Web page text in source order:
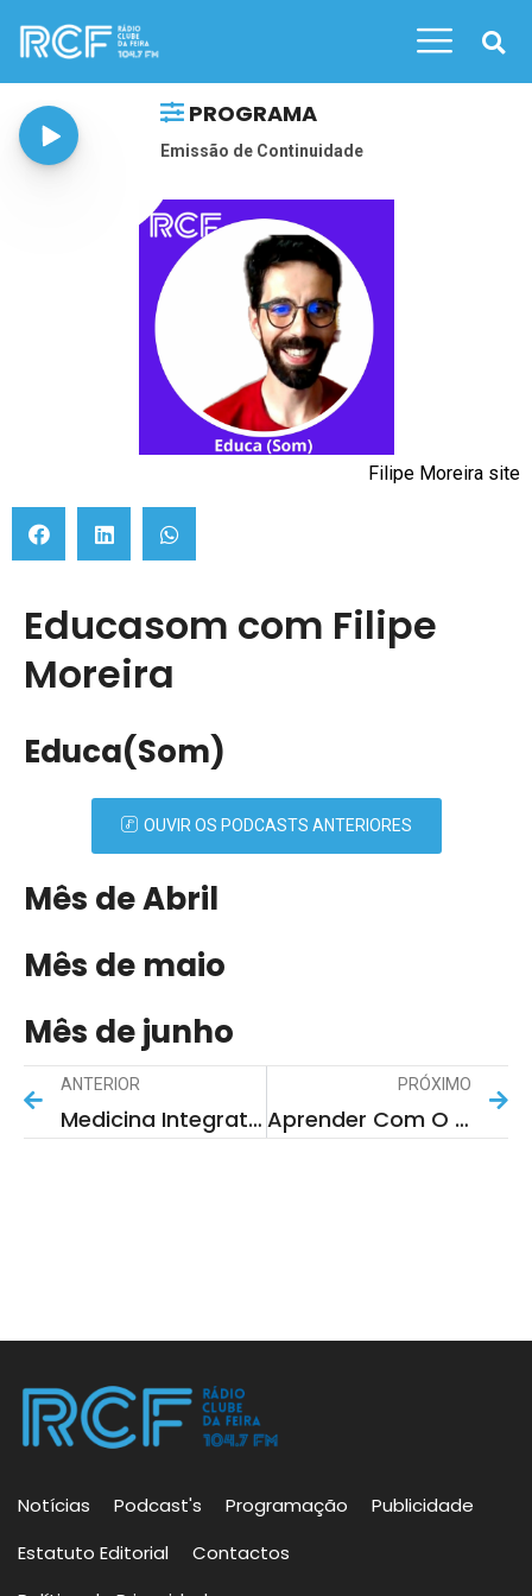
PROGRAMA
Emissão de Continuidade
Filipe Moreira site
Educasom com Filipe
Moreira
Educa(Som)
OUVIR OS PODCASTS ANTERIORES
Mês de Abril
Mês de maio
Mês de junho
ANTERIOR
Medicina Integrativa
PRÓXIMO
Aprender Com O Povo Com António Salazar
Notícias Podcast's Programação
Publicidade
Estatuto Editorial
Contactos